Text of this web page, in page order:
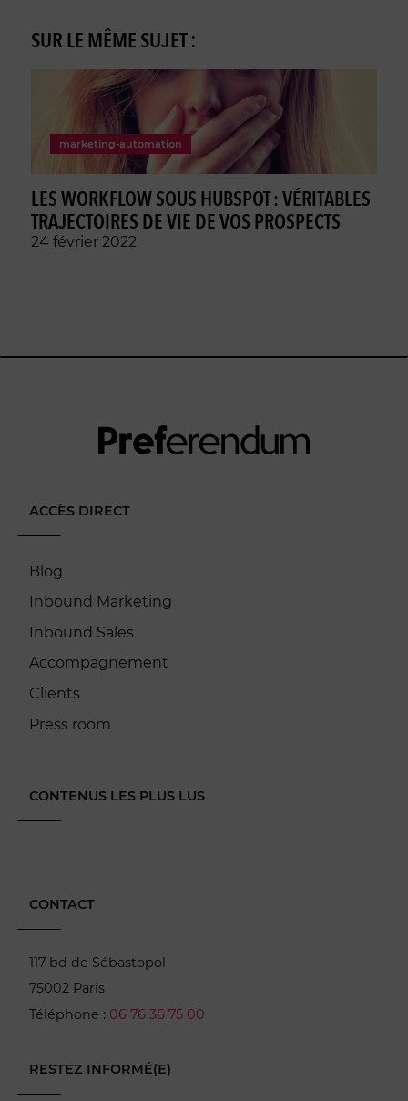
SUR LE MÊME SUJET :
marketing-automation
LES WORKFLOW SOUS HUBSPOT : VÉRITABLES
TRAJECTOIRES DE VIE DE VOS PROSPECTS
24 février 2022
ACCÈS DIRECT
Blog
Inbound Marketing
Inbound Sales
Accompagnement
Clients
Press room
CONTENUS LES PLUS LUS
CONTACT
117 bd de Sébastopol
75002 Paris
Téléphone : 06 76 36 75 00
RESTEZ INFORMÉ(E)